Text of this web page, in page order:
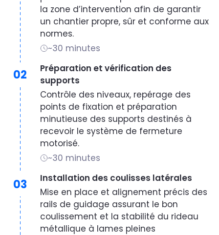
la zone d’intervention afin de garantir
un chantier propre, sûr et conforme aux
normes.
~30 minutes
02
Préparation et vérification des
supports
Contrôle des niveaux, repérage des
points de fixation et préparation
minutieuse des supports destinés à
recevoir le système de fermeture
motorisé.
~30 minutes
03
Installation des coulisses latérales
Mise en place et alignement précis des
rails de guidage assurant le bon
coulissement et la stabilité du rideau
métallique à lames pleines